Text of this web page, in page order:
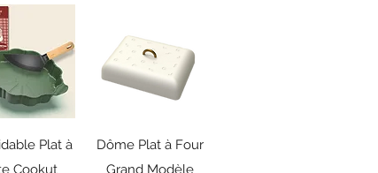
rapide
Plat à
Cookut
Aperçu rapide
Dôme Plat à Four
Grand Modèle